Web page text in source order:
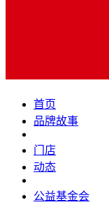
首页
品牌故事
门店
动态
公益基金会